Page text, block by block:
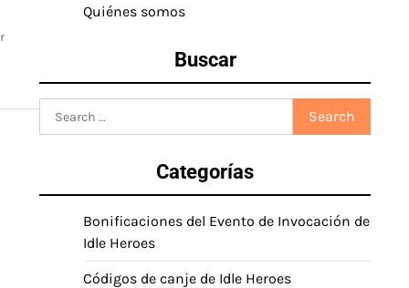
Quiénes somos
Buscar
Search
for:
Categorías
Bonificaciones del Evento de Invocación de
Idle Heroes
Códigos de canje de Idle Heroes